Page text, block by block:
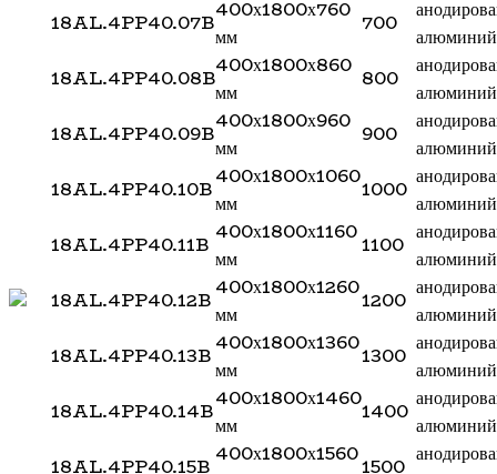
18AL.4PP40.07B400х1800х760
мм
700
алюминий
18AL.4PP40.08B400х1800х860
мм
800
алюминий
18AL.4PP40.09B400х1800х960
мм
900
алюминий
18AL.4PP40.10B400х1800х1060
мм
1000
алюминий
18AL.4PP40.11B 400х1800х1160
мм
1100
алюминий
18AL.4PP40.12B 400х1800х1260
мм
1200
алюминий
18AL.4PP40.13B 400х1800х1360
мм
1300
алюминий
18AL.4PP40.14B400х1800х1460
мм
1400
алюминий
18AL.4PP40.15B 400х1800х15601500